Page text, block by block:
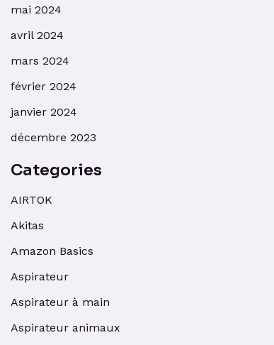
mai 2024
avril 2024
mars 2024
février 2024
janvier 2024
décembre 2023
Categories
AIRTOK
Akitas
Amazon Basics
Aspirateur
Aspirateur à main
Aspirateur animaux